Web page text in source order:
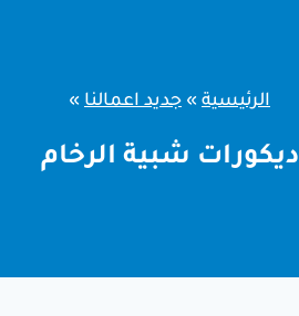
الرئيسية » جديد اعمالنا »
ديكورات شبية الرخام